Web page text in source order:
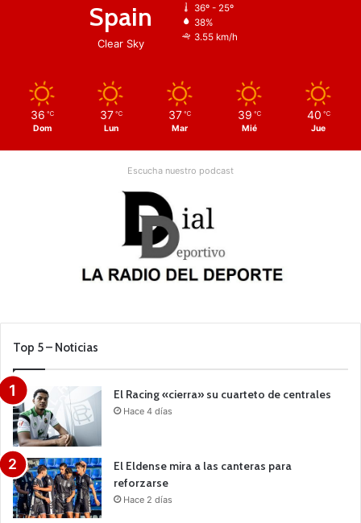
Spain
Clear Sky
36º - 25º
38%
3.55 km/h
36 ℃
Dom
37 ℃
Lun
37 ℃
Mar
39 ℃
Mié
40 ℃
Jue
Escucha nuestro podcast
Top 5 – Noticias
El Racing «cierra» su cuarteto de centrales
Hace 4 días
El Eldense mira a las canteras para
reforzarse
Hace 2 días